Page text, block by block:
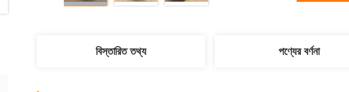
বিস্তারিত তথ্য পণ্যের বর্ণনা